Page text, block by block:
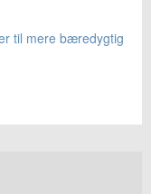
til mere bæredygtig